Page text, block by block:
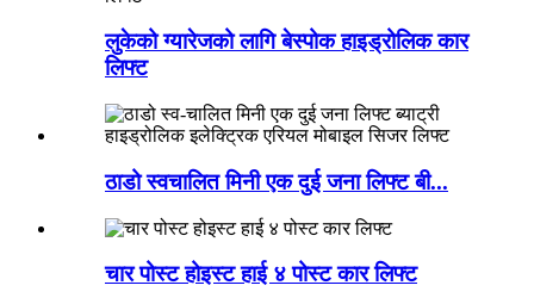
लुकेको ग्यारेजको लागि बेस्पोक हाइड्रोलिक कार
लिफ्ट
ठाडो स्वचालित मिनी एक दुई जना लिफ्ट बी...
चार पोस्ट होइस्ट हाई ४ पोस्ट कार लिफ्ट